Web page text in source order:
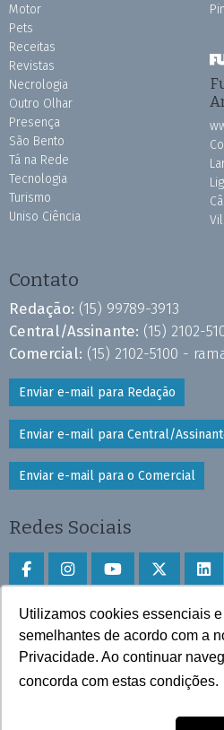
Utilizamos cookies essenciais
semelhantes de acordo com a
Privacidade. Ao continuar
concorda com estas condições.
Motor
Pets
Receitas
Revistas
Necrologia
Outro Olhar
Presença
São Bento
Tá na Rede
Tecnologia
Turismo
Uniso Ciência
Contato
Redação: (15) 99789-3913
Central/Assinante: (15) 2102-
Comercial: (15) 2102-5100 -
Enviar e-mail para Redação
Enviar e-mail para Central/
Enviar e-mail para o Comercial
Redes Sociais
Faça download do aplicativo
Play Store e App Store
Todos os direitos